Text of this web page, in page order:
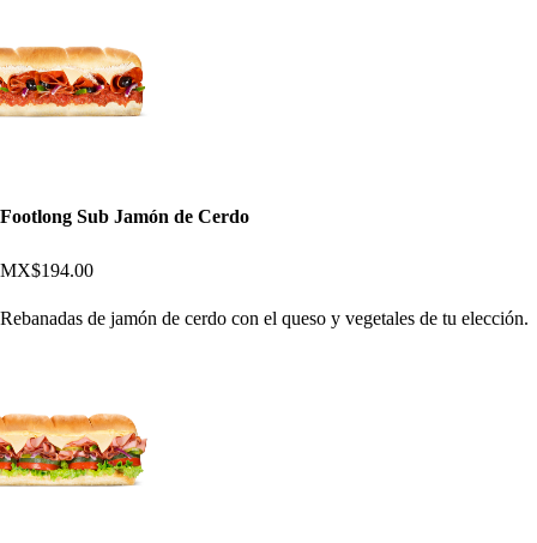
Footlong Sub Jamón de Cerdo
MX$194.00
Rebanadas de jamón de cerdo con el queso y vegetales de tu elección.